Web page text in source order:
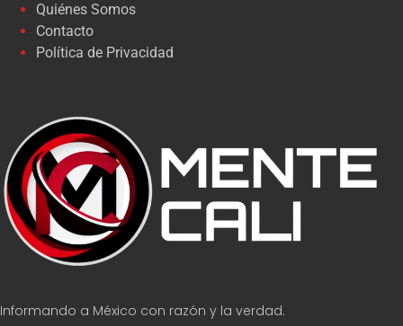
Informando a México con razón y la verdad.
Quiénes Somos
Contacto
Política de Privacidad